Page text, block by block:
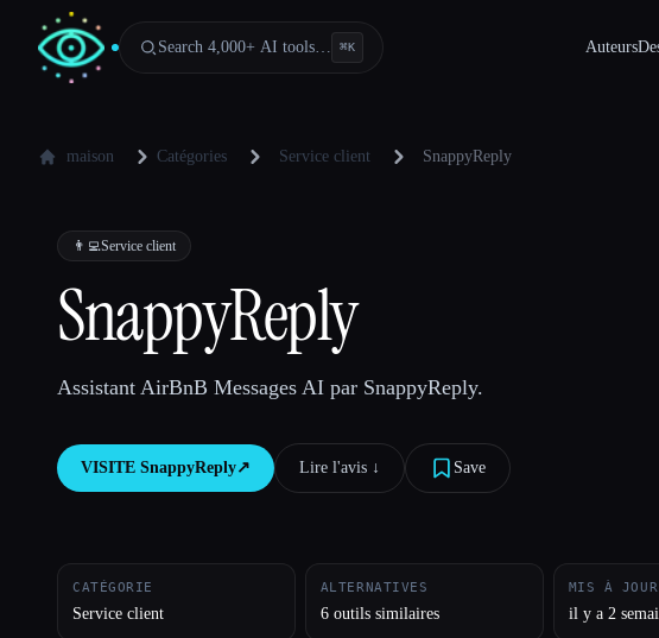
Search 4,000+ AI tools… ⌘K Auteurs
maison Catégories Service client SnappyReply
👨‍💻Service client
SnappyReply
Assistant AirBnB Messages AI par SnappyReply.
VISITE SnappyReply↗︎ Lire l'avis ↓︎ Save
CATÉGORIE
Service client
ALTERNATIVES
6 outils similaires
MIS À JOUR
il y a 2